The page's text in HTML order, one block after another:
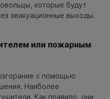
которые будут
эвакуационные выходы.
или пожарным
с помощью
Наиболее
Как правило, они